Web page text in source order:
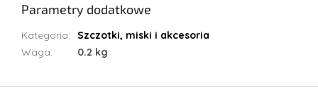
Parametry dodatkowe
Kategoria:
Szczotki, miski i akcesoria
Waga: 0.2 kg